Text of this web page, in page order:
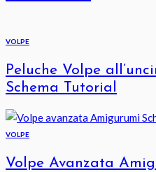
VOLPE
Peluche Volpe
Schema Tutorial
VOLPE
Volpe Avanzata